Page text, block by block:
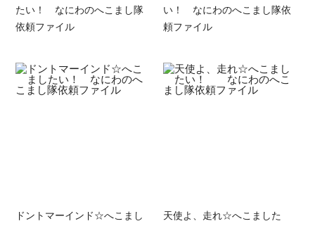
たい！ なにわのへこまし隊
依頼ファイル
い！ なにわのへこまし隊依
頼ファイル
ドントマーインド☆へこまし
天使よ、走れ☆へこました